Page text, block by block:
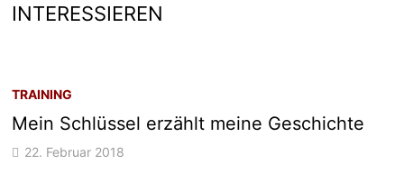
INTERESSIEREN
TRAINING
Mein Schlüssel erzählt meine Geschichte
22. Februar 2018